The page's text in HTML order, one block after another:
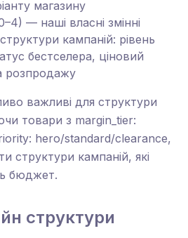
магазину
— наші власні змінні
кампаній: рівень
бестселера, ціновий
розпродажу
важливі для структури
товари з margin_tier:
hero/standard/clearance,
структури кампаній, які
бюджет.
структури